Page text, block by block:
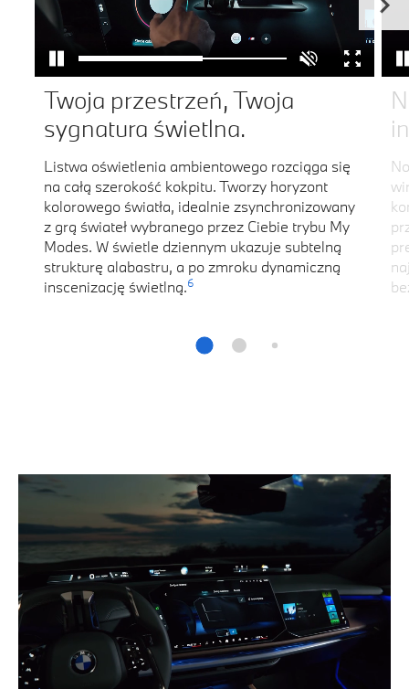
Twoja przestrzeń, Twoja
sygnatura świetlna.
Listwa oświetlenia ambientowego rozciąga się
na całą szerokość kokpitu. Tworzy horyzont
kolorowego światła, idealnie zsynchronizowany
z grą świateł wybranego przez Ciebie trybu My
Modes. W świetle dziennym ukazuje subtelną
strukturę alabastru, a po zmroku dynamiczną
inscenizację świetlną.6